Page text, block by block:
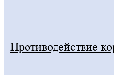
Противодействие